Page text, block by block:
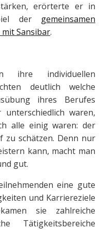
erörterte er in
der gemeinsamen
Sansibar.
ihre individuellen
deutlich welche
ihres Berufes
waren,
alle einig waren: der
zu schätzen. Denn nur
kann, macht man
gut.
eine gute
und Karriereziele
sie zahlreiche
Tätigkeitsbereiche